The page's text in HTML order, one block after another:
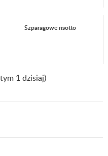
Szparagowe risotto
1 dzisiaj)